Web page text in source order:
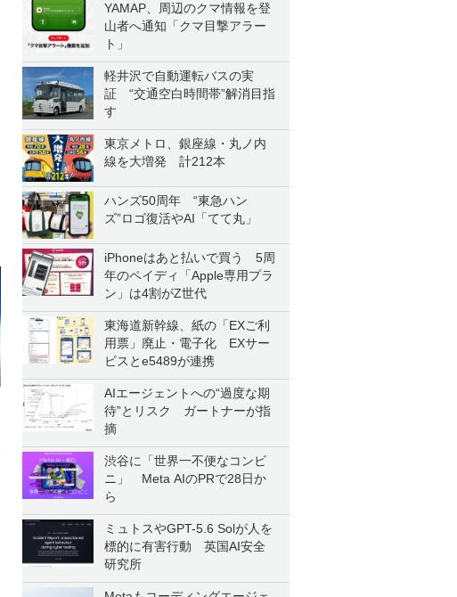
YAMAP、周辺のクマ情報を登
山者へ通知「クマ目撃アラー
ト」
軽井沢で自動運転バスの実
証 “交通空白時間帯”解消目指
す
東京メトロ、銀座線・丸ノ内
線を大増発 計212本
ハンズ50周年 “東急ハン
ズ”ロゴ復活やAI「てて丸」
iPhoneはあと払いで買う 5周
年のペイディ「Apple専用プラ
ン」は4割がZ世代
東海道新幹線、紙の「EXご利
用票」廃止・電子化 EXサー
ビスとe5489が連携
AIエージェントへの“過度な期
待”とリスク ガートナーが指
摘
渋谷に「世界一不便なコンビ
ニ」 Meta AIのPRで28日か
ら
ミュトスやGPT-5.6 Solが人を
標的に有害行動 英国AI安全
研究所